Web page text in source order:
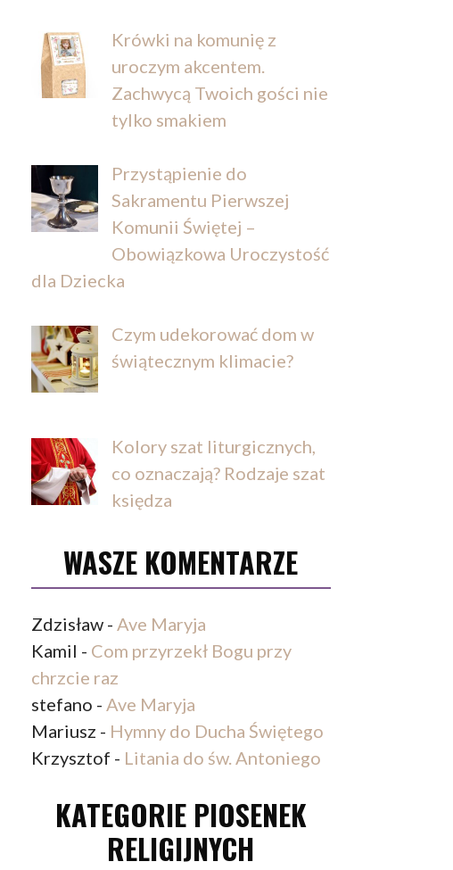
Krówki na komunię z
uroczym akcentem.
Zachwycą Twoich gości nie
tylko smakiem
Przystąpienie do
Sakramentu Pierwszej
Komunii Świętej –
Obowiązkowa Uroczystość
dla Dziecka
Czym udekorować dom w
świątecznym klimacie?
Kolory szat liturgicznych,
co oznaczają? Rodzaje szat
księdza
WASZE KOMENTARZE
Zdzisław- Ave Maryja
Kamil - Com przyrzekł Bogu przy
chrzcie raz
stefano - Ave Maryja
Mariusz - Hymny do Ducha Świętego
Krzysztof - Litania do św. Antoniego
KATEGORIE PIOSENEK
RELIGIJNYCH